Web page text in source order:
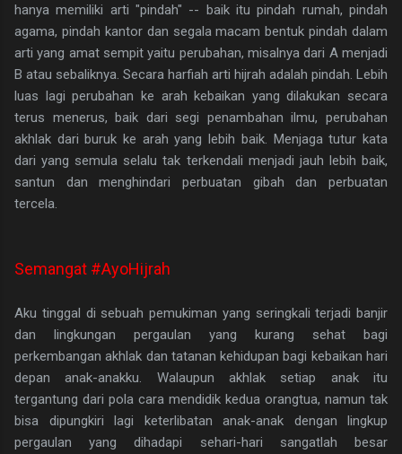
hanya memiliki arti "pindah" -- baik itu pindah rumah, pindah
agama, pindah kantor dan segala macam bentuk pindah dalam
arti yang amat sempit yaitu perubahan, misalnya dari A menjadi
B atau sebaliknya. Secara harfiah arti hijrah adalah pindah. Lebih
luas lagi perubahan ke arah kebaikan yang dilakukan secara
terus menerus, baik dari segi penambahan ilmu, perubahan
akhlak dari buruk ke arah yang lebih baik. Menjaga tutur kata
dari yang semula selalu tak terkendali menjadi jauh lebih baik,
santun dan menghindari perbuatan gibah dan perbuatan
tercela.
Semangat #AyoHijrah
Aku tinggal di sebuah pemukiman yang seringkali terjadi banjir
dan lingkungan pergaulan yang kurang sehat bagi
perkembangan akhlak dan tatanan kehidupan bagi kebaikan hari
depan anak-anakku. Walaupun akhlak setiap anak itu
tergantung dari pola cara mendidik kedua orangtua, namun tak
bisa dipungkiri lagi keterlibatan anak-anak dengan lingkup
pergaulan yang dihadapi sehari-hari sangatlah besar